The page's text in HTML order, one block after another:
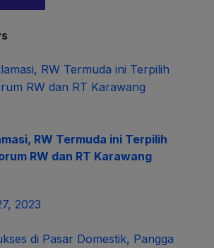
RW Termuda ini Terpilih
RW dan RT Karawang
2023